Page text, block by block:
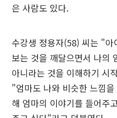
은 사람도 있다.
수강생 정용자(58) 씨는 "아
보는 것을 깨달으면서 나의
아니라는 것을 이해하기 시
"엄마도 나와 비슷한 느낌
해 엄마의 이야기를 들어주